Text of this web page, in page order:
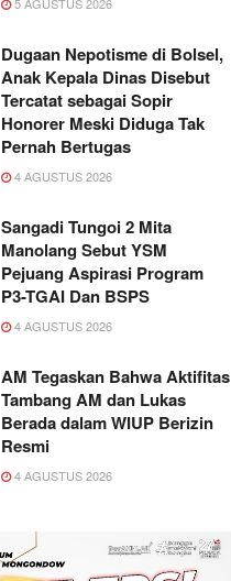
Dugaan Nepotisme di Bolsel,
Anak Kepala Dinas Disebut
Tercatat sebagai Sopir
Honorer Meski Diduga Tak
Pernah Bertugas
4 AGUSTUS 2026
Sangadi Tungoi 2 Mita
Manolang Sebut YSM
Pejuang Aspirasi Program
P3-TGAI Dan BSPS
4 AGUSTUS 2026
AM Tegaskan Bahwa Aktifitas
Tambang AM dan Lukas
Berada dalam WIUP Berizin
Resmi
4 AGUSTUS 2026